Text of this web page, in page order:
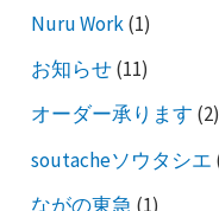
Nuru Work(1)
お知らせ(11)
オーダー承ります (2)
soutacheソウタシエ
ながの東急 (1)